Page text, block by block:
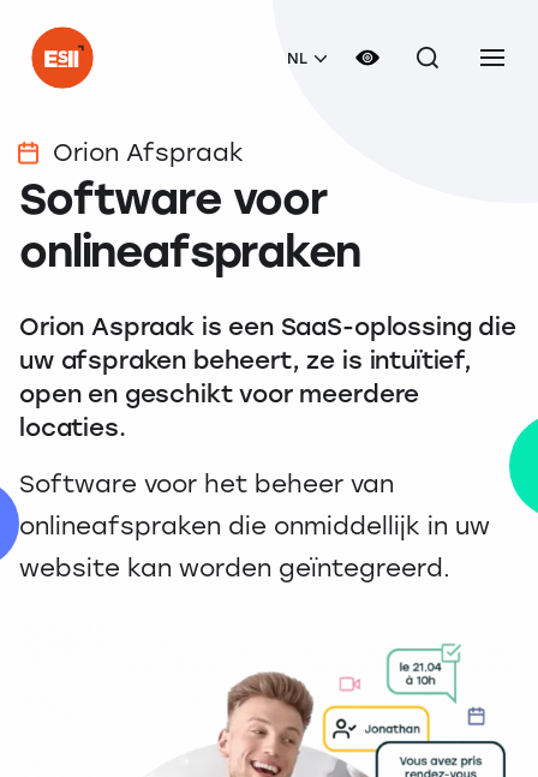
NL
Orion Afspraak
Software voor
onlineafspraken
Orion Aspraak is een SaaS-oplossing die
uw afspraken beheert, ze is intuïtief,
open en geschikt voor meerdere
locaties.
Software voor het beheer van
onlineafspraken die onmiddellijk in uw
website kan worden geïntegreerd.